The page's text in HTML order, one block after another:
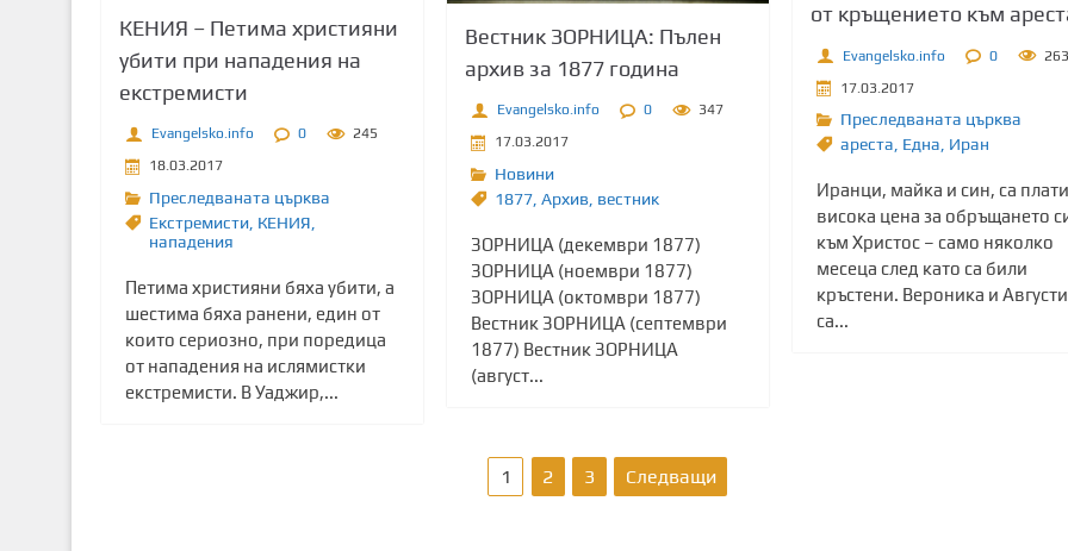
КЕНИЯ – Петима християни
убити при нападения на
екстремисти
Evangelsko.info 0
245
18.03.2017
Преследваната църква
Екстремисти, КЕНИЯ
нападения
Петима християни бяха убити, а
шестима бяха ранени, един от
които сериозно, при поредица
от нападения на ислямистки
екстремисти. В Уаджир,...
Вестник ЗОРНИЦА: Пълен
архив за 1877 година
Evangelsko.info 0
347
17.03.2017
Новини
1877, Архив, вестник
ЗОРНИЦА (декември 1877)
ЗОРНИЦА (ноември 1877)
ЗОРНИЦА (октомври 1877)
Вестник ЗОРНИЦА (септември
1877) Вестник ЗОРНИЦА
(август...
от кръщението към
Evangelsko.info 0
263
17.03.2017
Преследваната църква
ареста, Една, Иран
Иранци, майка и син, са
висока цена за обръщането
към Христос – само няколко
месеца след като са били
кръстени. Вероника и
са...
1 2 3 Следващи